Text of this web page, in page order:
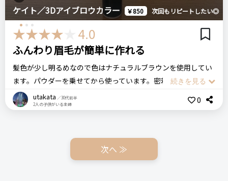
比較したもの・こちらを選んだ理由
ドラッグストアで目に止まって購入。
価格
1,000円
場所
ドラッグストア
メイベリンニューヨーク
ファッションブロウ
＼ショップで商品を探す／
ブラシは太めと細めがあるのですが細い方がかなり描きにく
い。自分のアイブロウ専用のブラシを使って描いています。
そこだけ最近のやつは残念だなって思います。
そろそろ新しい商品を試したみたいなって思ってたけど、これ
パはかなり良いですね。
KATE ケイト
次回のリピート予定
ケイト／3Dアイブロウカラー ￥850 次回もリピートしたい◎
4.0
ふんわり眉毛が簡単に作れる
髪色が少し明るめなので色はナチュラルブラウンを使用してい
ます。パウダーを乗せてから使っています。密着感もあり、だ
けどふんわりさもあるような眉になります。私の場合色を選ぶ
際には、自分の髪色やメイなりたい自分の雰囲気に合わせてい
もOKです。(眉毛は濃い方というのもあるかもしれませんが)
眉の真ん中から眉尻を先にのせて、あとで眉頭にのせて行く感
utakata ／30代前半
2人の子供がいる主婦
0
次へ ≫